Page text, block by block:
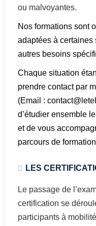
ou malvoyantes.
Nos formations sont
adaptées à certaines
autres besoins
Chaque situation
prendre contact par
(Email :
d’étudier ensemble
et de vous
parcours de
LES
Le passage de
certification se
participants à